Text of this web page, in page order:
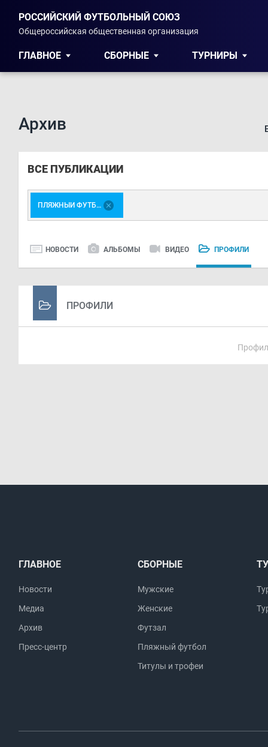
РОССИЙСКИЙ ФУТБОЛЬНЫЙ СОЮЗ
Общероссийская общественная организация
ГЛАВНОЕ СБОРНЫЕ ТУРНИРЫ
Архив
ВСЕ ПУБЛИКАЦИИ
ПЛЯЖНЫЙ ФУТБОЛ
НОВОСТИ АЛЬБОМЫ ВИДЕО ПРОФИЛИ
ПРОФИЛИ
ГЛАВНОЕ
Новости
Медиа
Архив
Пресс-центр
СБОРНЫЕ
Мужские
Женские
Футзал
Пляжный футбол
Титулы и трофеи